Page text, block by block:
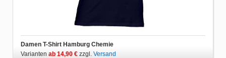
Damen T-Shirt Hamburg Chemie
Varianten ab 14,90 € zzgl. Versand